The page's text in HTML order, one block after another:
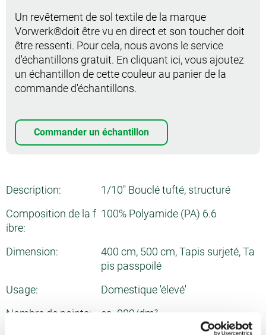
Un revêtement de sol textile de la marque
Vorwerk®doit être vu en direct et son toucher doit
être ressenti. Pour cela, nous avons le service
d'échantillons gratuit. En cliquant ici, vous ajoutez
un échantillon de cette couleur au panier de la
commande d'échantillons.
Commander un échantillon
Description:
1/10" Bouclé tufté, structuré
Composition de la f
ibre:
100% Polyamide (PA) 6.6
Dimension:
400 cm, 500 cm, Tapis surjeté, Ta
pis passpoilé
Usage:
Domestique 'élevé'
Nombre de points:
ca. 889/dm²